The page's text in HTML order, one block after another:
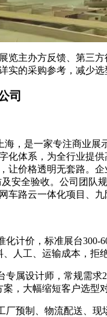
办方反馈、第三方
实的采购参考，减少
司
是一家专注商业展
化体系，为全行业提
让价格透明无套路。
安全验收。公司团队
路云一体化项目、九
计价，标准展台300-
人工、运输成本，拒
属设计师，常规需
，大幅缩短客户选型
预制、物流配送、